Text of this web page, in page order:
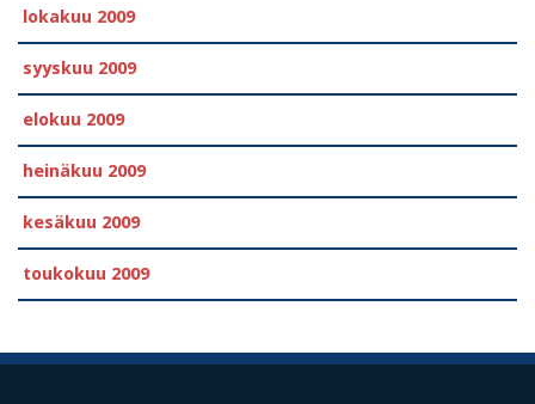
lokakuu 2009
syyskuu 2009
elokuu 2009
heinäkuu 2009
kesäkuu 2009
toukokuu 2009